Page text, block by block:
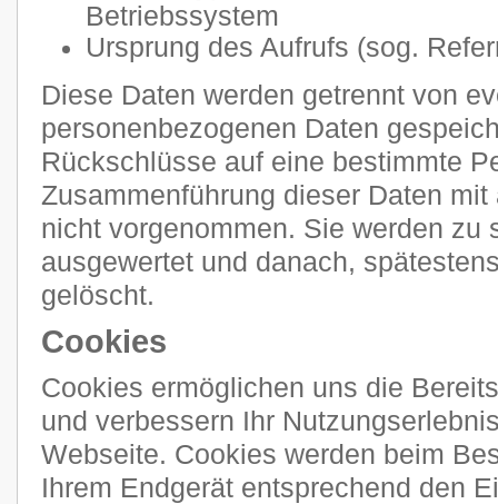
Betriebssystem
Ursprung des Aufrufs (sog.
Diese Daten werden getrennt von
personenbezogenen Daten
Rückschlüsse auf eine bestimmte
Zusammenführung dieser Daten
nicht vorgenommen. Sie werden zu
ausgewertet und danach,
gelöscht.
Cookies
Cookies ermöglichen uns die
und verbessern Ihr
Webseite. Cookies werden beim
Ihrem Endgerät entsprechend den